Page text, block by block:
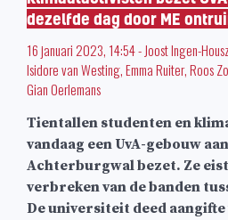
dezelfde dag door ME
16 januari 2023, 14:54-Joost Ingen-Housz
Isidore van Westing,Emma Ruiter,Roos
Gian Oerlemans
Tientallen studenten en
vandaag een UvA-gebouw
Achterburgwal bezet. Ze
verbreken van de banden
De universiteit deed